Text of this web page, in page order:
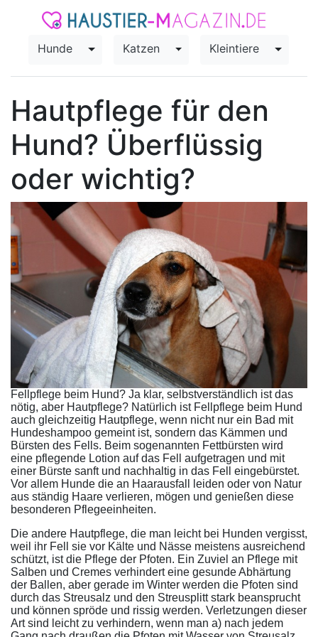
Hunde Toggle Dropdown
Katzen Toggle Dropdown
Kleintiere Toggle
Hautpflege für den
Hund? Überflüssig
oder wichtig?
Fellpflege beim Hund? Ja klar, selbstverständlich ist das
nötig, aber Hautpflege? Natürlich ist Fellpflege beim Hund
auch gleichzeitig Hautpflege, wenn nicht nur ein Bad mit
Hundeshampoo gemeint ist, sondern das Kämmen und
Bürsten des Fells. Beim sogenannten Fettbürsten wird
eine pflegende Lotion auf das Fell aufgetragen und mit
einer Bürste sanft und nachhaltig in das Fell eingebürstet.
Vor allem Hunde die an Haarausfall leiden oder von Natur
aus ständig Haare verlieren, mögen und genießen diese
besonderen Pflegeeinheiten.
Die andere Hautpflege, die man leicht bei Hunden vergisst,
weil ihr Fell sie vor Kälte und Nässe meistens ausreichend
schützt, ist die Pflege der Pfoten. Ein Zuviel an Pflege mit
Salben und Cremes verhindert eine gesunde Abhärtung
der Ballen, aber gerade im Winter werden die Pfoten sind
durch das Streusalz und den Streusplitt stark beansprucht
und können spröde und rissig werden. Verletzungen dieser
Art sind leicht zu verhindern, wenn man a) nach jedem